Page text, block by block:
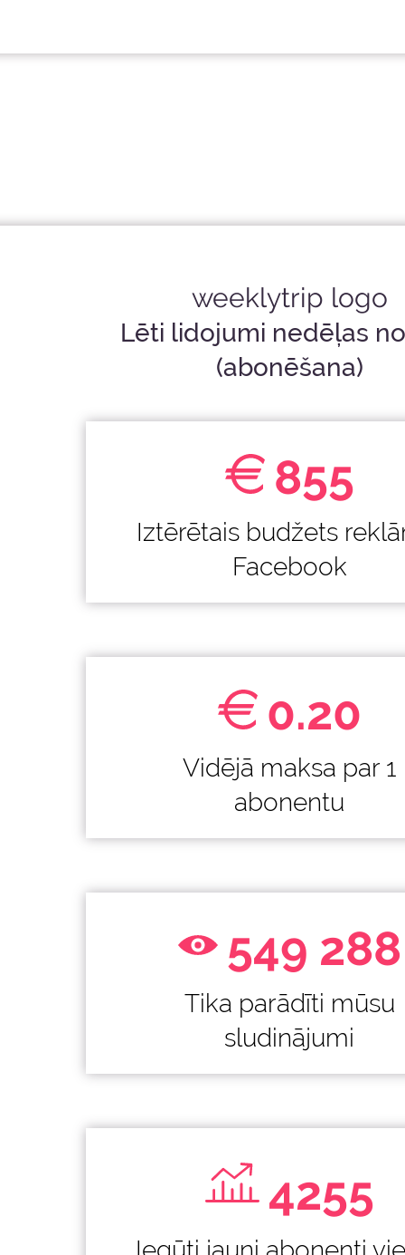
Lēti lidojumi nedēļas
(abonēšana)
855
Iztērētais budžets
Facebook
0.20
Vidējā maksa par 1
abonentu
549 288
Tika parādīti mūsu
sludinājumi
4255